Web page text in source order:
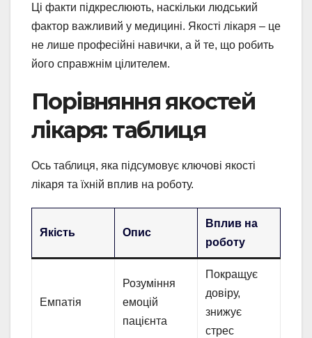
Ці факти підкреслюють, наскільки людський
фактор важливий у медицині. Якості лікаря – це
не лише професійні навички, а й те, що робить
його справжнім цілителем.
Порівняння якостей
лікаря: таблиця
Ось таблиця, яка підсумовує ключові якості
лікаря та їхній вплив на роботу.
Якість Опис
Вплив на
роботу
Емпатія
Розуміння
емоцій
пацієнта
Покращує
довіру,
знижує
стрес